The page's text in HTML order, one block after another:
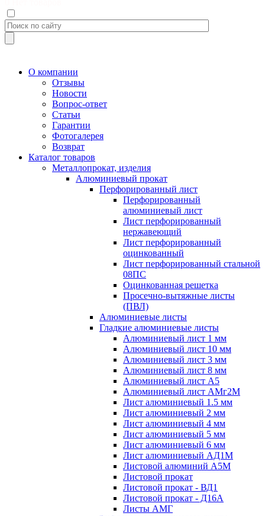
О компании
Отзывы
Новости
Вопрос-ответ
Статьи
Гарантии
Фотогалерея
Возврат
Каталог товаров
Металлопрокат, изделия
Алюминиевый прокат
Перфорированный лист
Перфорированный
алюминиевый лист
Лист перфорированный
нержавеющий
Лист перфорированный
оцинкованный
Лист перфорированный стальной
08ПС
Оцинкованная решетка
Просечно-вытяжные листы
(ПВЛ)
Алюминиевые листы
Гладкие алюминиевые листы
Алюминиевый лист 1 мм
Алюминиевый лист 10 мм
Алюминиевый лист 3 мм
Алюминиевый лист 8 мм
Алюминиевый лист А5
Алюминиевый лист АМг2М
Лист алюминиевый 1.5 мм
Лист алюминиевый 2 мм
Лист алюминиевый 4 мм
Лист алюминиевый 5 мм
Лист алюминиевый 6 мм
Лист алюминиевый АД1М
Листовой алюминий А5М
Листовой прокат
Листовой прокат - ВД1
Листовой прокат - Д16А
Листы АМГ